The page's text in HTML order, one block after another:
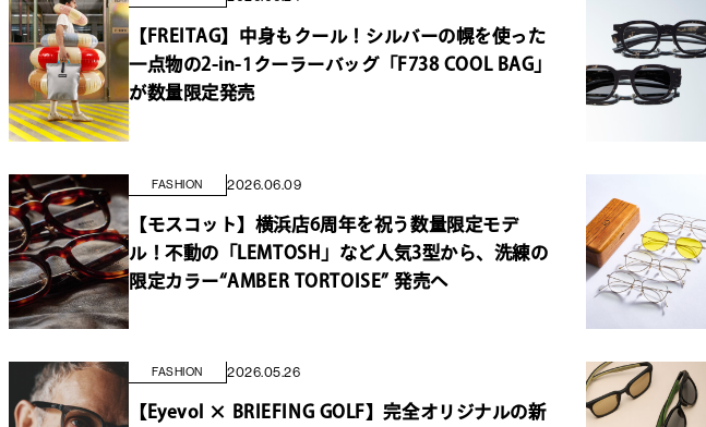
【FREITAG】中身もクール！シルバーの幌を使った
一点物の2-in-1クーラーバッグ「F738 COOL BAG」
が数量限定発売
FASHION 2026.06.09
【モスコット】横浜店6周年を祝う数量限定モデ
ル！不動の「LEMTOSH」など人気3型から、洗練の
限定カラー“AMBER TORTOISE” 発売へ
FASHION 2026.05.26
【Eyevol × BRIEFING GOLF】完全オリジナルの新